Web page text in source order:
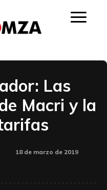
Las
Macri y la
18 de marzo de 2019